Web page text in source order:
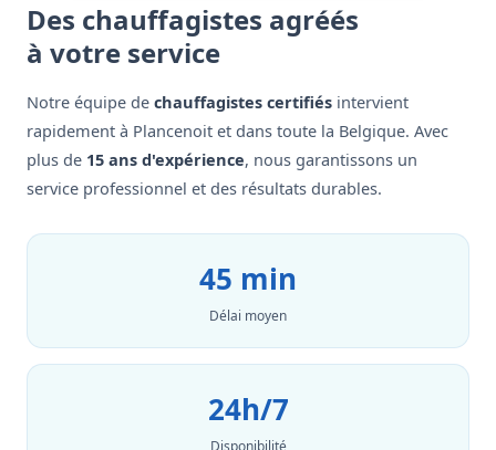
Des chauffagistes agréés
à votre service
Notre équipe de chauffagistes certifiés intervient
rapidement à Plancenoit et dans toute la Belgique. Avec
plus de 15 ans d'expérience, nous garantissons un
service professionnel et des résultats durables.
45 min
Délai moyen
24h/7
Disponibilité